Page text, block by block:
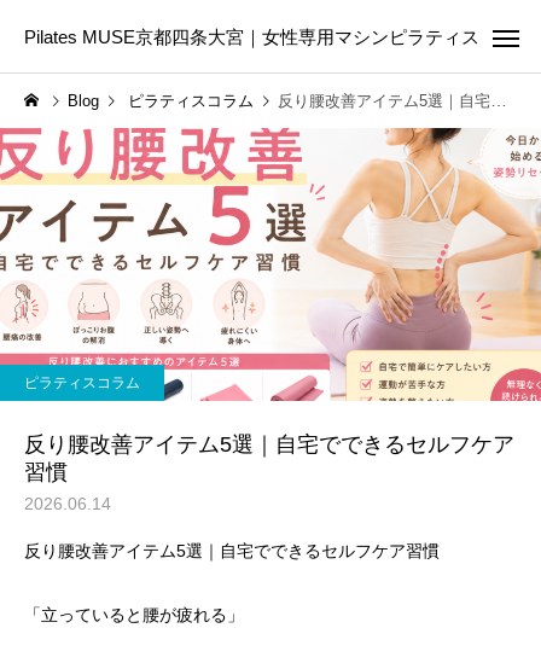
Pilates MUSE京都四条大宮｜女性専用マシンピラティス
Online Pilates
ピラティスコラム
ピラティスは筋トレの代わ
りになる？違いや目的に合
わせた選び方を解説
ピラティスコラム
美容のために今日から
たい5つの生活習慣｜内
からきれいを育てる第
Blog ピラティスコラム 反り腰改善アイテム5選｜自宅でできるセルフケア習慣
ピラティスコラム
反り腰改善アイテム5選｜自宅でできるセルフケア
習慣
2026.06.14
反り腰改善アイテム5選｜自宅でできるセルフケア習慣
「立っていると腰が疲れる」